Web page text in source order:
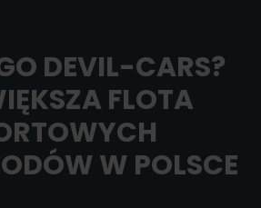
DEVIL-CARS?
FLOTA
W POLSCE